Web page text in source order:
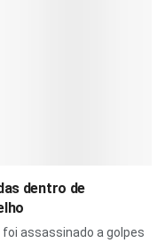
dentro de
foi assassinado a golpes